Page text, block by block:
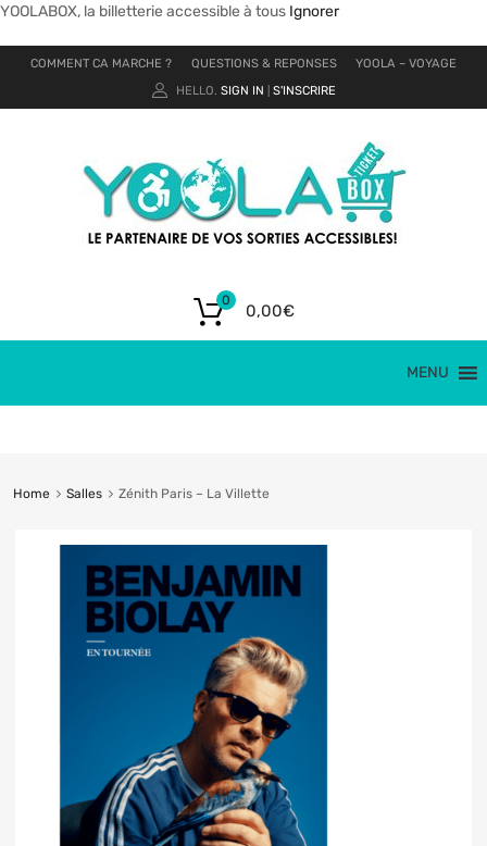
YOOLABOX, la billetterie accessible à tous Ignorer
COMMENT CA MARCHE ? QUESTIONS & REPONSES
YOOLA – VOYAGE
HELLO. SIGN IN S'INSCRIRE
0,00€
0
MENU
Home Salles Zénith Paris – La Villette